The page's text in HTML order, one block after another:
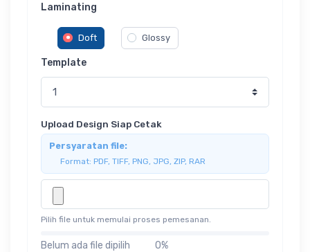
Laminating
Doft Glossy
Template
Upload Design Siap Cetak
Persyaratan file:
Format: PDF, TIFF, PNG, JPG, ZIP, RAR
Pilih file untuk memulai proses pemesanan.
0%
Belum ada file dipilih